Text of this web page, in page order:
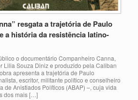
resgata a trajetória de Paulo
a história da resistência latino-
o documentário Companheiro Canna,
Lilia Souza Diniz e produzido pela Caliban
apresenta a trajetória de Paulo
escritor, militante político e conselheiro
de Anistiados Políticos (ABAP) –, cuja vida
dos mais […]